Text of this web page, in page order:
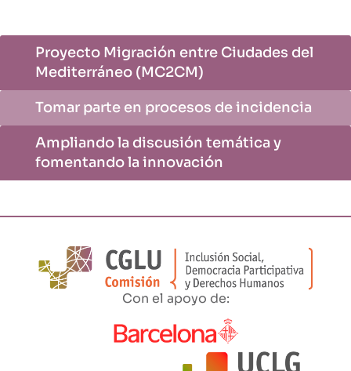
Proyecto Migración entre Ciudades del
Mediterráneo (MC2CM)
Tomar parte en procesos de incidencia
Ampliando la discusión temática y
fomentando la innovación
Con el apoyo de: